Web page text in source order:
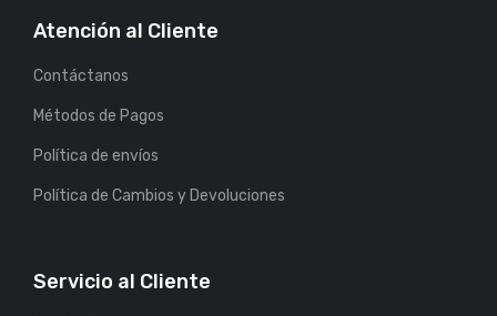
Atención al Cliente
Contáctanos
Métodos de Pagos
Política de envíos
Política de Cambios y Devoluciones
Servicio al Cliente